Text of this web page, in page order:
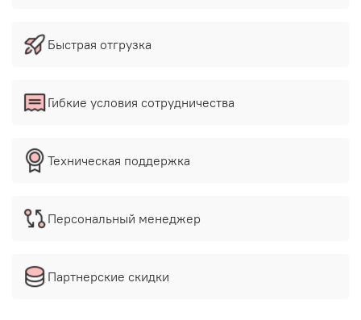
Быстрая отгрузка
Гибкие условия сотрудничества
Техническая поддержка
Персональный менеджер
Партнерские скидки